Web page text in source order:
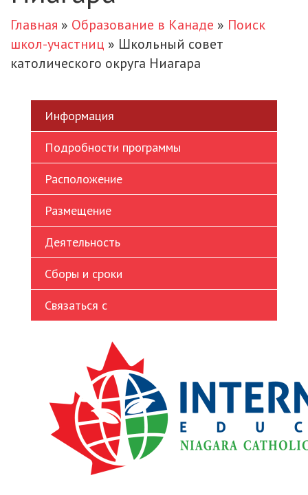
Korean
Ukrainian
Главная » Образование в Канаде » Поиск
школ-участниц » Школьный совет
католического округа Ниагара
Информация
Подробности программы
Расположение
Размещение
Деятельность
Сборы и сроки
Связаться с